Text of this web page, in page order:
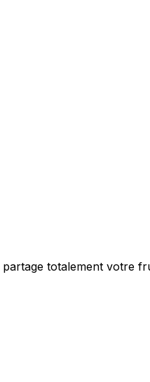
totalement votre